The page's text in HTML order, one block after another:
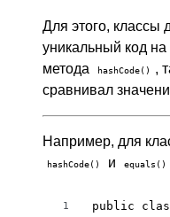
Для этого, классы
уникальный код
метода
hashCode()
,
сравнивал
Например, для
hashCode()
и equals()
1
public